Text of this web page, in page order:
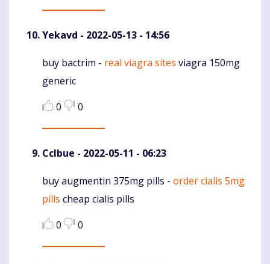
Yekavd - 2022-05-13 - 14:56
Komentaras
buy bactrim - real viagra sites viagra 150mg
generic
0
0
Cclbue - 2022-05-11 - 06:23
Komentaras
buy augmentin 375mg pills - order cialis 5mg
pills cheap cialis pills
0
0